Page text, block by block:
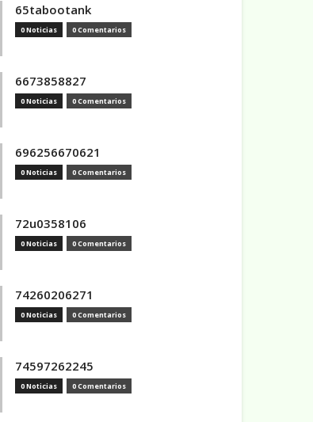
65tabootank
0 Noticias 0 Comentarios
6673858827
0 Noticias 0 Comentarios
696256670621
0 Noticias 0 Comentarios
72u0358106
0 Noticias 0 Comentarios
74260206271
0 Noticias 0 Comentarios
74597262245
0 Noticias 0 Comentarios